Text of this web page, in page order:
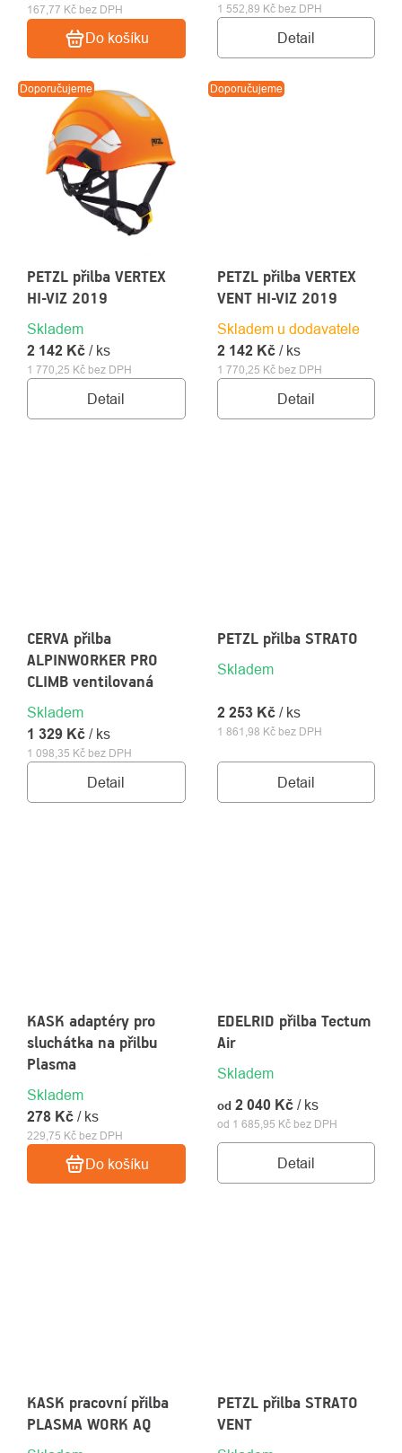
167,77 Kč bez DPH
Do košíku
1 552,89 Kč bez DPH
Detail
Doporučujeme
PETZL přilba VERTEX
HI-VIZ 2019
Skladem
1 770,25 Kč bez DPH
2 142 Kč / ks
Detail
Doporučujeme
PETZL přilba VERTEX
VENT HI-VIZ 2019
Skladem u dodavatele
1 770,25 Kč bez DPH
2 142 Kč / ks
Detail
CERVA přilba
ALPINWORKER PRO
CLIMB ventilovaná
Skladem
1 098,35 Kč bez DPH
1 329 Kč / ks
Detail
PETZL přilba STRATO
Skladem
1 861,98 Kč bez DPH
2 253 Kč / ks
Detail
KASK adaptéry pro
sluchátka na přilbu
Plasma
Skladem
229,75 Kč bez DPH
278 Kč / ks
Do košíku
EDELRID přilba Tectum
Air
Skladem
od 1 685,95 Kč bez DPH
od 2 040 Kč / ks
Detail
KASK pracovní přilba
PLASMA WORK AQ
PETZL přilba STRATO
VENT